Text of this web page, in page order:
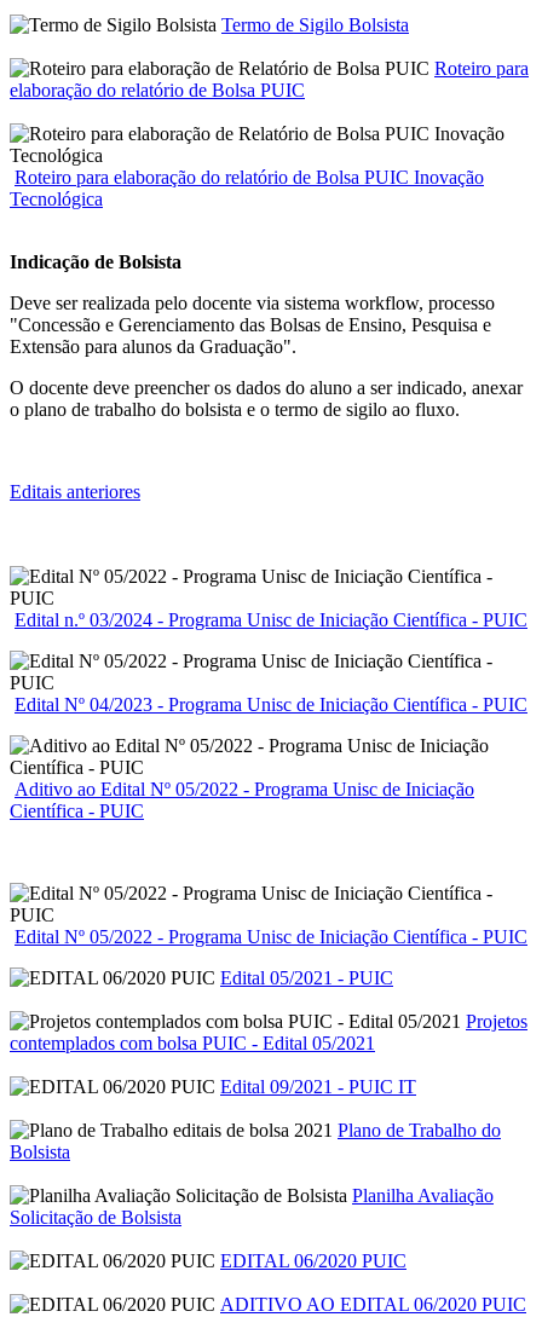
Termo de Sigilo Bolsista
Roteiro para
elaboração do relatório de Bolsa PUIC
Roteiro para elaboração do relatório de Bolsa PUIC Inovação
Tecnológica
Indicação de Bolsista
Deve ser realizada pelo docente via sistema workflow, processo
"Concessão e Gerenciamento das Bolsas de Ensino, Pesquisa e
Extensão para alunos da Graduação".
O docente deve preencher os dados do aluno a ser indicado, anexar
o plano de trabalho do bolsista e o termo de sigilo ao fluxo.
Editais anteriores
Edital n.º 03/2024 - Programa Unisc de Iniciação Científica - PUIC
Edital Nº 04/2023 - Programa Unisc de Iniciação Científica - PUIC
Aditivo ao Edital Nº 05/2022 - Programa Unisc de Iniciação
Científica - PUIC
Edital Nº 05/2022 - Programa Unisc de Iniciação Científica - PUIC
Edital 05/2021 - PUIC
Projetos
contemplados com bolsa PUIC - Edital 05/2021
Edital 09/2021 - PUIC IT
Plano de Trabalho do
Bolsista
Planilha Avaliação
Solicitação de Bolsista
EDITAL 06/2020 PUIC
ADITIVO AO EDITAL 06/2020 PUIC